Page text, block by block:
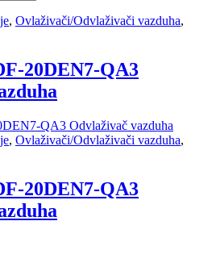
, Ovlaživači/Odvlaživači vazduha,
20DEN7-QA3
, Ovlaživači/Odvlaživači vazduha,
20DEN7-QA3